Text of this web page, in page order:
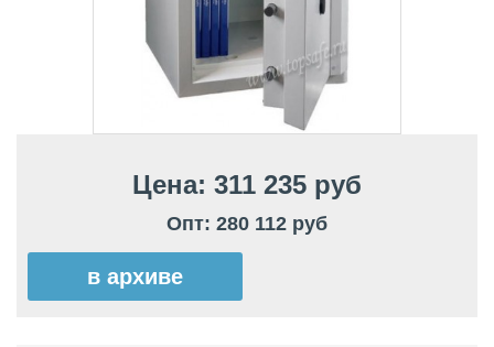
Цена: 311 235 руб
Опт: 280 112 руб
в архиве